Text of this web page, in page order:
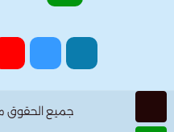
جميع